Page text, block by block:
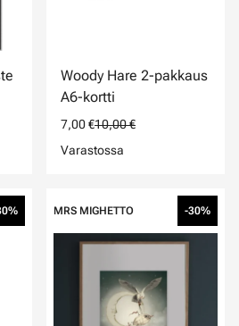
Woody Hare 2-pakkaus
A6-kortti
7,00 €10,00 €
Varastossa
MRS MIGHETTO -30%